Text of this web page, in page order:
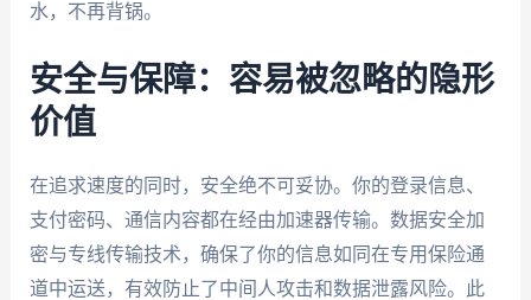
水，不再背锅。
安全与保障：容易被忽略的隐形
价值
在追求速度的同时，安全绝不可妥协。你的登录信息、
支付密码、通信内容都在经由加速器传输。数据安全加
密与专线传输技术，确保了你的信息如同在专用保险通
道中运送，有效防止了中间人攻击和数据泄露风险。此